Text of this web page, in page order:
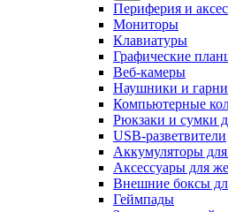
Периферия и
Мониторы
Клавиатуры
Графические
Веб-камеры
Наушники и
Компьютерные
Рюкзаки и сумки
USB-разветвители
Аккумуляторы для
Аксессуары для
Внешние боксы
Геймпады